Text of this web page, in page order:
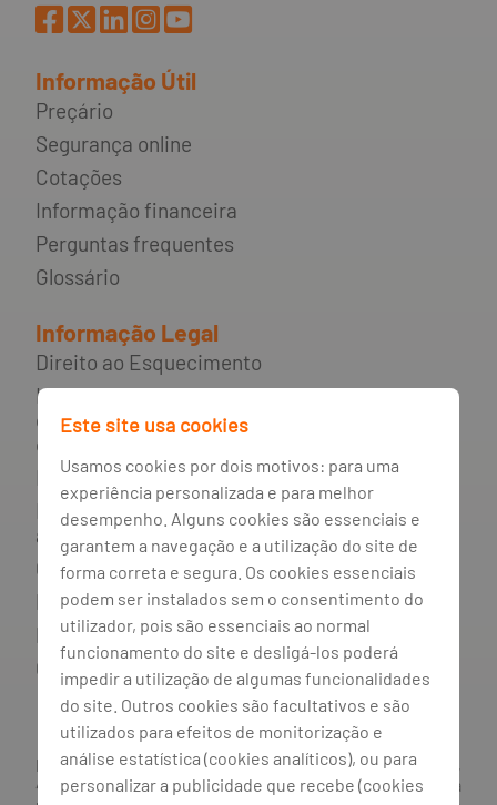
Informação Útil
Preçário
Segurança online
Cotações
Informação financeira
Perguntas frequentes
Glossário
Informação Legal
Direito ao Esquecimento
Incumprimento de contratos de
crédito e rede de apoio ao
consumidor endividado
Mediador do crédito
Livro de reclamações e resolução
alternativa de litígios
Canal de irregularidades
Política de privacidade
Política de cookies
Gestão de cookies
BANCO BPI, S.A., com sede na Avenida da Boavista, 1117,
4100-129 Porto; Capital Social: € 1 293 063 324,98; matriculada
Este site usa cookies
Usamos cookies por dois motivos: para uma
experiência personalizada e para melhor
desempenho. Alguns cookies são essenciais e
garantem a navegação e a utilização do site de
forma correta e segura. Os cookies essenciais
podem ser instalados sem o consentimento do
utilizador, pois são essenciais ao normal
funcionamento do site e desligá-los poderá
impedir a utilização de algumas funcionalidades
do site. Outros cookies são facultativos e são
utilizados para efeitos de monitorização e
análise estatística (cookies analíticos), ou para
personalizar a publicidade que recebe (cookies